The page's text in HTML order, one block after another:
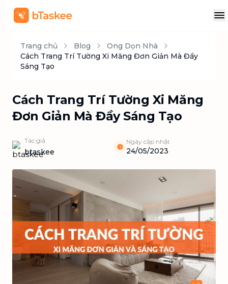
Trang chủ Blog
Ong Dọn Nhà
Cách Trang Trí Tường Xi Măng Đơn Giản Mà Đầy
Sáng Tạo
Cách Trang Trí Tường Xi Măng
Đơn Giản Mà Đầy Sáng Tạo
Tác giả
btaskee
Ngày cập nhật
24/05/2023